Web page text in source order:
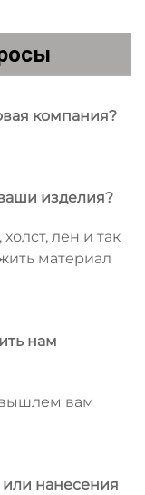
компания?
изделия?
лен и так
материал
нам
вам
или нанесения